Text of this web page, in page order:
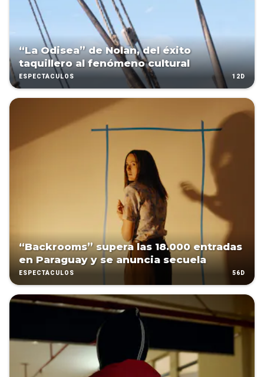
“La Odisea” de Nolan, del éxito
taquillero al fenómeno cultural
ESPECTÁCULOS 12D
“Backrooms” supera las 18.000 entradas
en Paraguay y se anuncia secuela
ESPECTÁCULOS 56D